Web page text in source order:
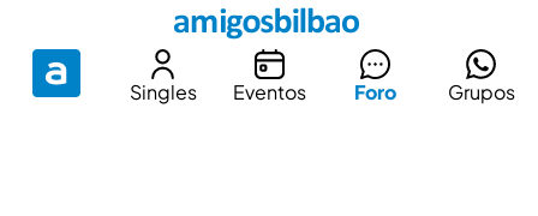
Singles Eventos Foro Grupos